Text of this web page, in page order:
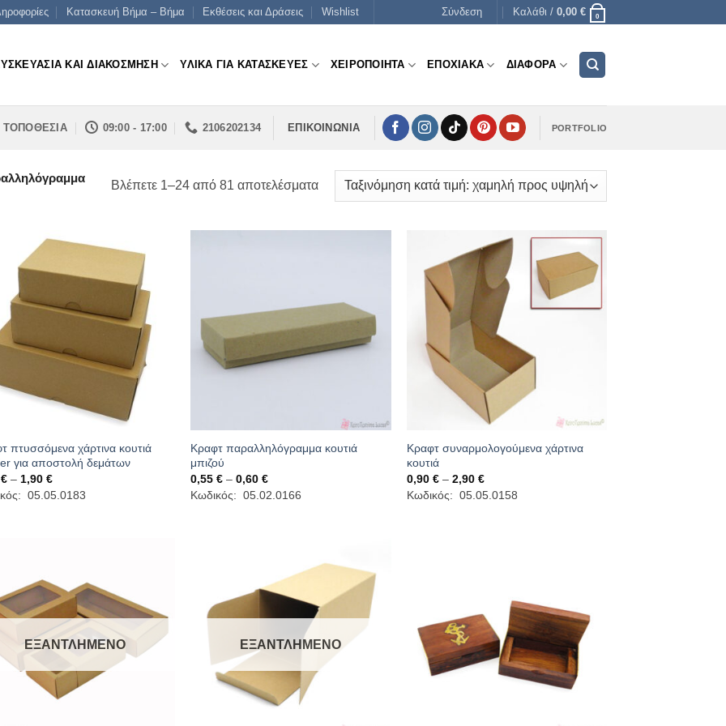
Κατασκευή Βήμα – Βήμα Εκθέσεις και Δράσεις Wishlist Σύνδεση Καλάθι / 0,00 € 0
ΚΑΙ ΔΙΑΚΟΣΜΗΣΗ ΥΛΙΚΑ ΓΙΑ ΚΑΤΑΣΚΕΥΕΣ ΧΕΙΡΟΠΟΙΗΤΑ ΕΠΟΧΙΑΚΑ ΔΙΑΦΟΡΑ
ΤΟΠΟΘΕΣΙΑ 09:00 - 17:00 2106202134 ΕΠΙΚΟΙΝΩΝΙΑ PORTFOLIO
Βλέπετε 1–24 από 81 αποτελέσματαSorted
πτυσσόμενα χάρτινα κουτιά
για αποστολή δεμάτων
€ – 1,90 €Price
range:
0,50 €
05.05.0183
Κραφτ παραλληλόγραμμα κουτιά
μπιζού
0,55€ – 0,60€Price
range:
0,55 €
Κωδικός: 05.02.0166
Κραφτ συναρμολογούμενα χάρτινα
κουτιά
0,90€ – 2,90€Price
range:
0,90 €
Κωδικός: 05.05.0158
ΕΞΑΝΤΛΗΜΈΝΟ ΕΞΑΝΤΛΗΜΈΝΟ